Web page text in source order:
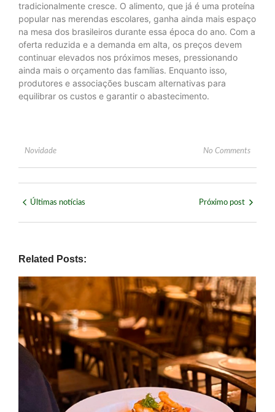
tradicionalmente cresce. O alimento, que já é uma proteína
popular nas merendas escolares, ganha ainda mais espaço
na mesa dos brasileiros durante essa época do ano. Com a
oferta reduzida e a demanda em alta, os preços devem
continuar elevados nos próximos meses, pressionando
ainda mais o orçamento das famílias. Enquanto isso,
produtores e associações buscam alternativas para
equilibrar os custos e garantir o abastecimento.
Novidade No Comments
Últimas notícias Próximo post
Related Posts: